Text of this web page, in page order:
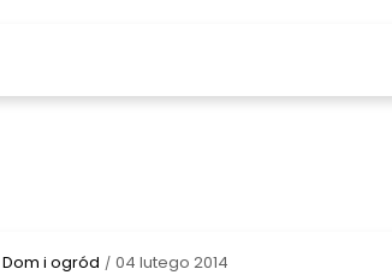
Dom i ogród / 04 lutego 2014